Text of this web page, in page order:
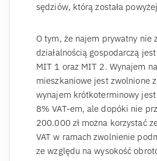
sędziów, którą została
O tym, że najem prywatny nie
działalnością gospodarczą
MIT 1 oraz MIT 2. Wynajem
mieszkaniowe jest zwolnione
wynajem krótkoterminowy
8% VAT-em, ale dopóki nie
200.000 zł można korzystać
VAT w ramach zwolnienie
ze względu na wysokość